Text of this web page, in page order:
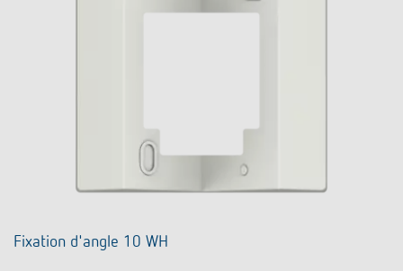
Fixation d'angle 10 WH